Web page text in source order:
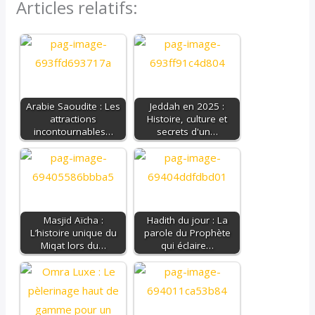
Articles relatifs:
Arabie Saoudite : Les
attractions
incontournables…
Jeddah en 2025 :
Histoire, culture et
secrets d'un…
Masjid Aïcha :
L’histoire unique du
Miqat lors du…
Hadith du jour : La
parole du Prophète
qui éclaire…